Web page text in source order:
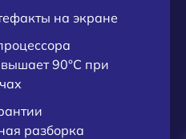
на экране
90°C при
разборка